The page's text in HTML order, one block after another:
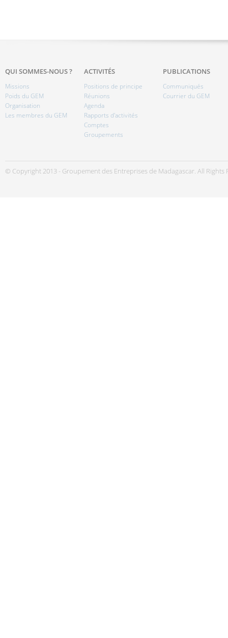
QUI SOMMES-NOUS ?
Missions
Poids du GEM
Organisation
Les membres du GEM
ACTIVITÉS
Positions de principe
Réunions
Agenda
Rapports d'activités
Comptes
Groupements
PUBLICATIONS
Communiqués
Courrier du GEM
© Copyright 2013 - Groupement des Entreprises de Madagascar. All Rights